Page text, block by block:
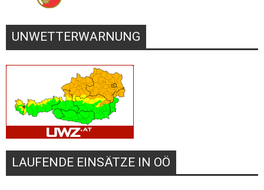
UNWETTERWARNUNG
LAUFENDE EINSÄTZE IN OÖ